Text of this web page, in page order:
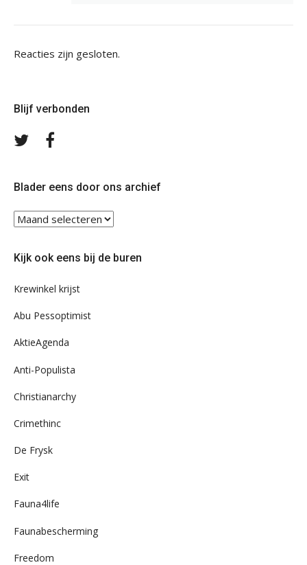
Reacties zijn gesloten.
Blijf verbonden
Volg
Blader eens door ons archief
Blader
eens
ons
Kijk ook eens bij de buren
Krewinkel krijst
Abu Pessoptimist
AktieAgenda
Anti-Populista
Christianarchy
Crimethinc
De Frysk
Exit
Fauna4life
Faunabescherming
Freedom